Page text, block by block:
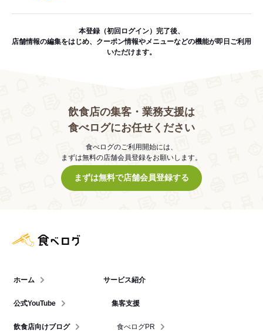
本登録（初回ログイン）完了後、
店舗情報の編集をはじめ、クーポン情報やメニューなどの機能が即日ご利用
いただけます。
飲食店の集客・業務支援は
食べログにお任せください
食べログのご利用開始には、
まずは無料の店舗会員登録をお願いします。
まずは無料で店舗会員登録する
ホーム
公式YouTube
飲食店向けブログ
サービス紹介
集客支援
食べログPR